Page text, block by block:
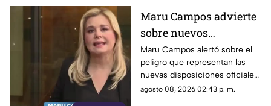
Maru Campos advierte
sobre nuevos
lineamientos: Alerta
que buscan sancionar a
medios críticos y
limitar la libertad de
Maru Campos alertó sobre el
peligro que representan las
nuevas disposiciones oficiales,
las cuales podrían utilizarse
agosto 08, 2026 02:43 p. m.